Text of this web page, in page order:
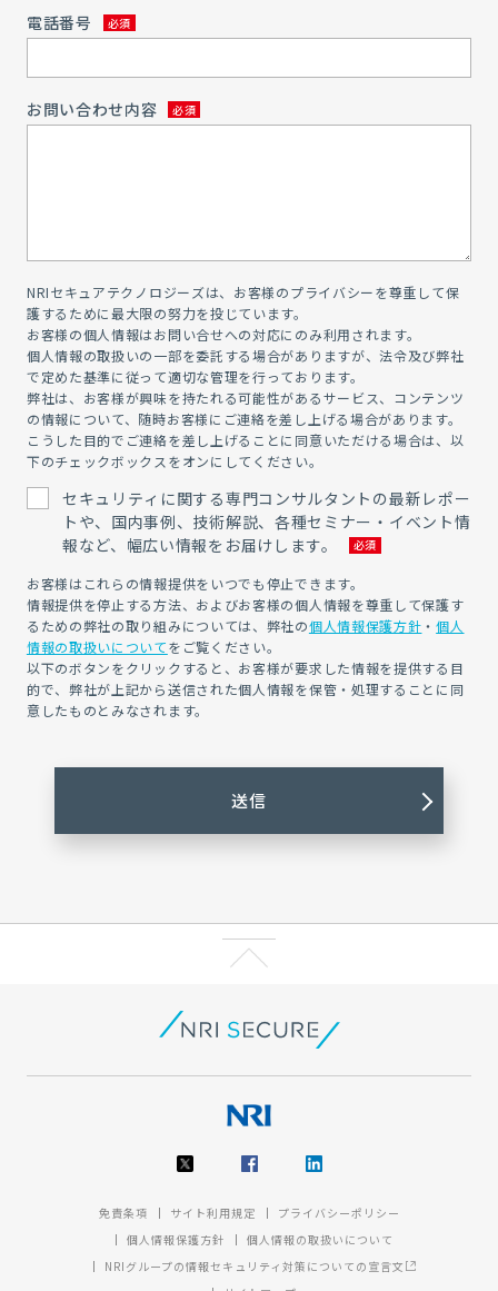
電話番号
お問い合わせ内容
NRIセキュアテクノロジーズは、お客様のプライバシーを尊重して保
護するために最大限の努力を投じています。
お客様の個人情報はお問い合せへの対応にのみ利用されます。
個人情報の取扱いの一部を委託する場合がありますが、法令及び弊社
で定めた基準に従って適切な管理を行っております。
弊社は、お客様が興味を持たれる可能性があるサービス、コンテンツ
の情報について、随時お客様にご連絡を差し上げる場合があります。
こうした目的でご連絡を差し上げることに同意いただける場合は、以
下のチェックボックスをオンにしてください。
セキュリティに関する専門コンサルタントの最新レポー
トや、国内事例、技術解説、各種セミナー・イベント情
報など、幅広い情報をお届けします。
お客様はこれらの情報提供をいつでも停止できます。
情報提供を停止する方法、およびお客様の個人情報を尊重して保護す
るための弊社の取り組みについては、弊社の個人情報保護方針 ・個人
情報の取扱いについてをご覧ください。
以下のボタンをクリックすると、お客様が要求した情報を提供する目
的で、弊社が上記から送信された個人情報を保管・処理することに同
意したものとみなされます。
免責条項 サイト利用規定
プライバシーポリシー
個人情報保護方針
個人情報の取扱いについて
NRIグループの情報セキュリティ対策についての宣言文